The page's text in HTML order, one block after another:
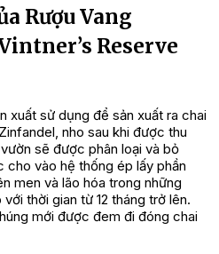
Rượu Vang
Reserve
xuất sử dụng để sản xuất ra chai
nho sau khi được thu
sẽ được phân loại và bỏ
vào hệ thống ép lấy phần
men và lão hóa trong những
thời gian từ 12 tháng trở lên.
mới được đem đi đóng chai